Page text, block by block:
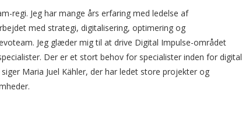
regi. Jeg har mange års erfaring med ledelse af
med strategi, digitalisering, optimering og
Jeg glæder mig til at drive Digital Impulse-området
Der er et stort behov for specialister inden for digital
Maria Juel Kähler, der har ledet store projekter og